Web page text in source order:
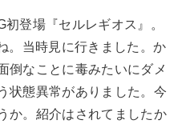
登場『セルレギオス』。
。当時見に行きました。か
倒なことに毒みたいにダメ
状態異常がありました。今
か。紹介はされてましたか